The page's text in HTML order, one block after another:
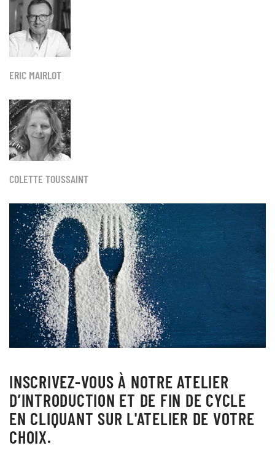
ERIC MAIRLOT
COLETTE TOUSSAINT
INSCRIVEZ-VOUS À NOTRE ATELIER
D’INTRODUCTION ET DE FIN DE CYCLE
EN CLIQUANT SUR L'ATELIER DE VOTRE
CHOIX.